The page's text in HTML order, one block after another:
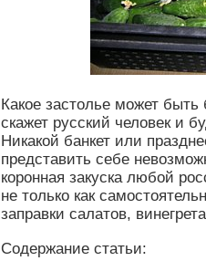
Какое застолье может быть
скажет русский человек и
Никакой банкет или
представить себе
коронная закуска любой
не только как
заправки салатов,
Содержание статьи: